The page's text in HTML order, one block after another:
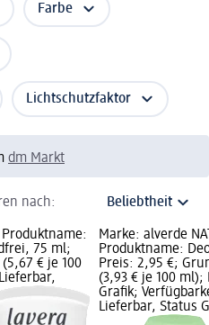
Farbe
Lichtschutzfaktor
dm Markt
nach:
Produktname:
75 ml;
€ je 100
Marke: alverde
Produktname:
Preis: 2,95 €;
(3,93 € je 100
Grafik;
Lieferbar, Status